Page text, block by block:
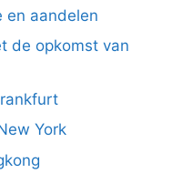
en aandelen
de opkomst van
York